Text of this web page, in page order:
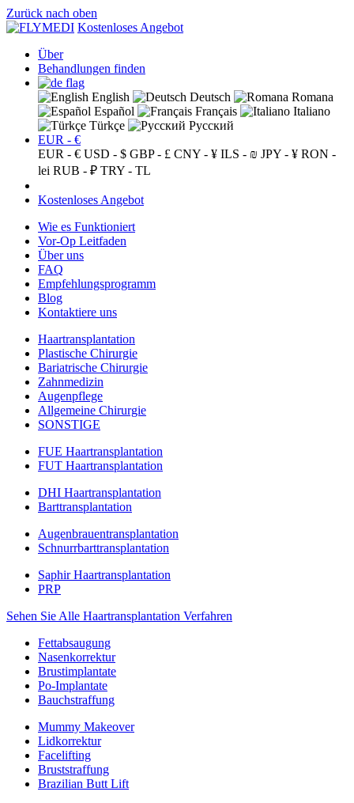
Zurück nach oben
Kostenloses Angebot
Über
Behandlungen finden
English Deutsch
Romana
Español
Français
Italiano
Türkçe
Русский
EUR - €
EUR - € USD - $ GBP - £ CNY - ¥ ILS - ₪ JPY - ¥ RON -
lei RUB - ₽ TRY - TL
Kostenloses Angebot
Wie es Funktioniert
Vor-Op Leitfaden
Über uns
FAQ
Empfehlungsprogramm
Blog
Kontaktiere uns
Haartransplantation
Plastische Chirurgie
Bariatrische Chirurgie
Zahnmedizin
Augenpflege
Allgemeine Chirurgie
SONSTIGE
FUE Haartransplantation
FUT Haartransplantation
DHI Haartransplantation
Barttransplantation
Augenbrauentransplantation
Schnurrbarttransplantation
Saphir Haartransplantation
PRP
Sehen Sie Alle Haartransplantation Verfahren
Fettabsaugung
Nasenkorrektur
Brustimplantate
Po-Implantate
Bauchstraffung
Mummy Makeover
Lidkorrektur
Facelifting
Bruststraffung
Brazilian Butt Lift